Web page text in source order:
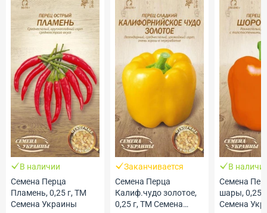
В наличии
Семена Перца
Пламень, 0,25 г, ТМ
Семена Украины
Заканчивается
Семена Перца
Калиф.чудо золотое,
0,25 г, ТМ Семена
В
Семена
шары, 0,25
Семена